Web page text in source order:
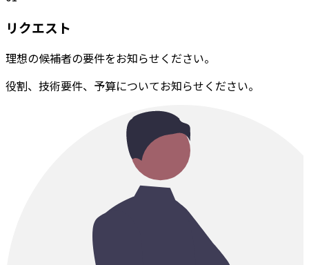
リクエスト
理想の候補者の要件をお知らせください。
役割、技術要件、予算についてお知らせください。